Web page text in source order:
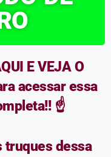
E VEJA O
acessar essa
☝️
truques dessa